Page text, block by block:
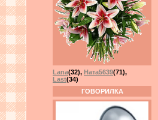
Lana(32), Ната5639(71),
Last(34)
ГОВОРИЛКА